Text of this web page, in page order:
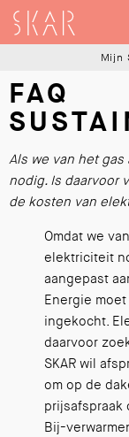
SKAR
Mijn
FAQ
Als we van het
nodig. Is daarvoor
de kosten van
Omdat we
elektriciteit
aangepast
Energie
ingekocht.
daarvoor
SKAR wil
om op de
prijsafspraak
Bij-